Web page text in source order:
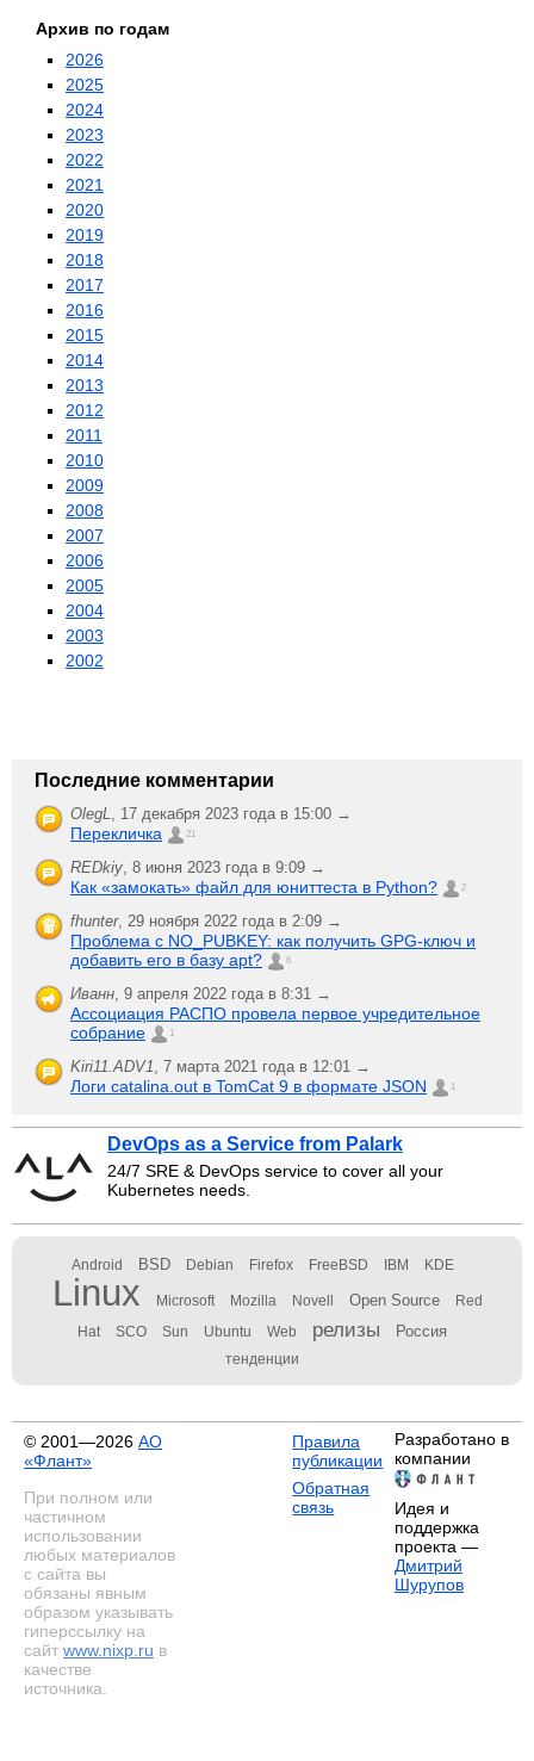
Архив по годам
2026
2025
2024
2023
2022
2021
2020
2019
2018
2017
2016
2015
2014
2013
2012
2011
2010
2009
2008
2007
2006
2005
2004
2003
2002
Последние комментарии
OlegL, 17 декабря 2023 года в 15:00 →
Перекличка 21
REDkiy, 8 июня 2023 года в 9:09 →
Как «замокать» файл для юниттеста в Python? 2
fhunter, 29 ноября 2022 года в 2:09 →
Проблема с NO_PUBKEY: как получить GPG-ключ и
добавить его в базу apt?
6
Иванн, 9 апреля 2022 года в 8:31 →
Ассоциация РАСПО провела первое учредительное
собрание
1
Kiri11.ADV1, 7 марта 2021 года в 12:01 →
Логи catalina.out в TomCat 9 в формате JSON 1
DevOps as a Service from Palark
24/7 SRE & DevOps service to cover all your
Kubernetes needs.
Android BSD Debian Firefox FreeBSD IBM KDE
Linux Microsoft Mozilla Novell Open Source Red
Hat SCO Sun Ubuntu Web релизы Россия
тенденции
© 2001—2026 АО
«Флант»
При полном или
частичном
использовании
любых материалов
с сайта вы
обязаны явным
образом указывать
гиперссылку на
сайт www.nixp.ru в
качестве
источника.
Правила
публикации
Обратная
связь
Разработано в
компании
Идея и
поддержка
проекта —
Дмитрий
Шурупов